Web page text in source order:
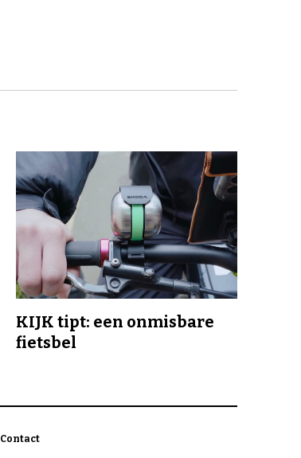
KIJK tipt: een onmisbare
fietsbel
Contact